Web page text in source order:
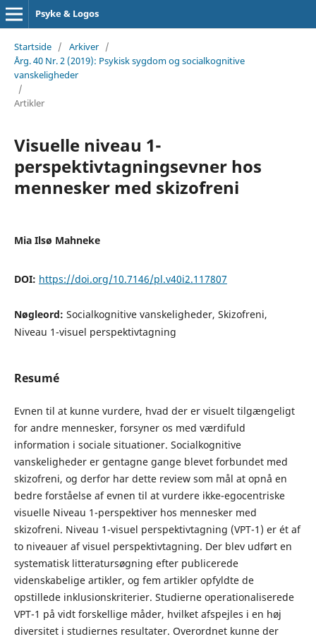
Psyke & Logos
Startside / Arkiver /
Årg. 40 Nr. 2 (2019): Psykisk sygdom og socialkognitive
vanskeligheder
/
Artikler
Visuelle niveau 1-
perspektivtagningsevner hos
mennesker med skizofreni
Mia Ilsø Mahneke
DOI: https://doi.org/10.7146/pl.v40i2.117807
Nøgleord: Socialkognitive vanskeligheder, Skizofreni,
Niveau 1-visuel perspektivtagning
Resumé
Evnen til at kunne vurdere, hvad der er visuelt tilgængeligt
for andre mennesker, forsyner os med værdifuld
information i sociale situationer. Socialkognitive
vanskeligheder er gentagne gange blevet forbundet med
skizofreni, og derfor har dette review som mål at opnå en
bedre forståelse af evnen til at vurdere ikke-egocentriske
visuelle Niveau 1-perspektiver hos mennesker med
skizofreni. Niveau 1-visuel perspektivtagning (VPT-1) er ét af
to niveauer af visuel perspektivtagning. Der blev udført en
systematisk litteratursøgning efter publicerede
videnskabelige artikler, og fem artikler opfyldte de
opstillede inklusionskriterier. Studierne operationaliserede
VPT-1 på vidt forskellige måder, hvilket afspejles i en høj
diversitet i studiernes resultater. Overordnet kunne der